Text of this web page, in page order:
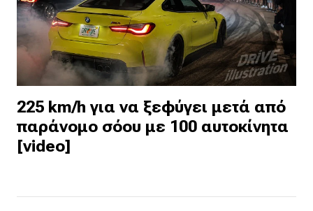
225 km/h για να ξεφύγει μετά από
παράνομο σόου με 100 αυτοκίνητα
[video]